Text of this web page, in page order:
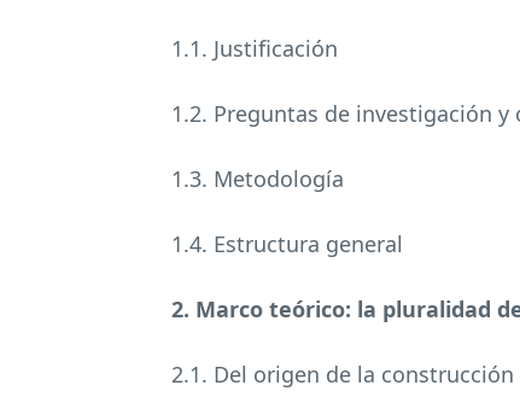
1.1. Justificación
1.2. Preguntas de investigación
1.3. Metodología
1.4. Estructura general
2. Marco teórico: la pluralidad
2.1. Del origen de la